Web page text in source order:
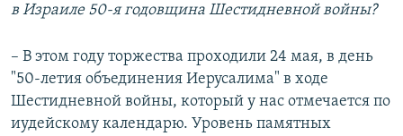
в Израиле 50-я годовщина Шестидневной войны?
– В этом году торжества проходили 24 мая, в день
"50-летия объединения Иерусалима" в ходе
Шестидневной войны, который у нас отмечается по
иудейскому календарю. Уровень памятных